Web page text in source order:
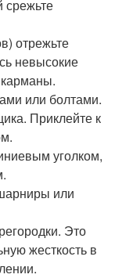
отрежьте
невысокие
или болтами.
Приклейте к
уголком,
или
Это
жесткость в